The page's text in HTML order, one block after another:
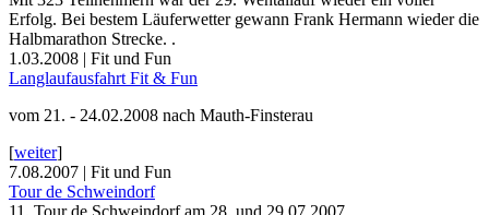
Erfolg. Bei bestem Läuferwetter gewann Frank Hermann wieder die
Halbmarathon Strecke. .
1.03.2008 | Fit und Fun
Langlaufausfahrt Fit & Fun
vom 21. - 24.02.2008 nach Mauth-Finsterau
[weiter]
7.08.2007 | Fit und Fun
Tour de Schweindorf